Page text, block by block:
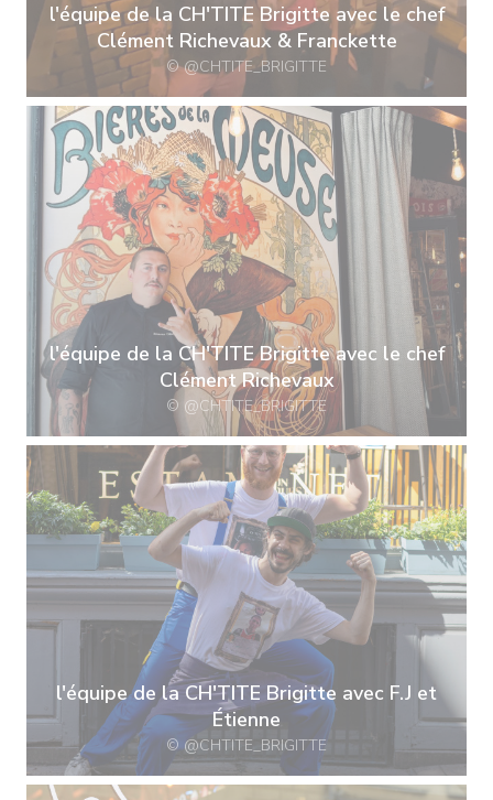
l'équipe de la CH'TITE Brigitte avec le chef
Clément Richevaux & Franckette
© @CHTITE_BRIGITTE
l'équipe de la CH'TITE Brigitte avec le chef
Clément Richevaux
© @CHTITE_BRIGITTE
l'équipe de la CH'TITE Brigitte avec F.J et
Étienne
© @CHTITE_BRIGITTE